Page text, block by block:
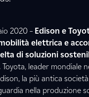
2020 – Edison e
elettrica e
di soluzioni
Toyota, leader mondiale
la più antica
nella produzione